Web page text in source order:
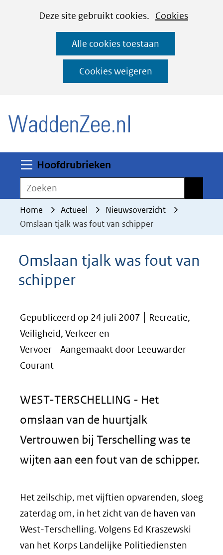
CookiesDeze site gebruikt cookies. Cookies
deze
worden
toegestaan
geweigerd.
Alle cookies toestaan
Cookies weigeren
Ga
naar
de
inhoud
Hoofdrubrieken
Zoeken
Home Actueel
Nieuwsoverzicht
Omslaan tjalk was fout van schipper
Omslaan tjalk was fout van
schipper
Gepubliceerd op 24 juli 2007
Recreatie,
Veiligheid, Verkeer en
Vervoer
Aangemaakt door Leeuwarder
Courant
WEST-TERSCHELLING - Het
omslaan van de huurtjalk
Vertrouwen bij Terschelling was te
wijten aan een fout van de schipper.
Het zeilschip, met vijftien opvarenden, sloeg
zaterdag om, in het zicht van de haven van
West-Terschelling. Volgens Ed Kraszewski
van het Korps Landelijke Politiediensten